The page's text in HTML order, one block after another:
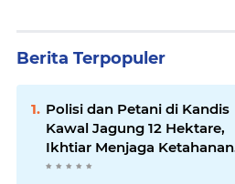
Berita Terpopuler
Polisi dan Petani di Kandis
Kawal Jagung 12 Hektare,
Ikhtiar Menjaga Ketahanan
Pangan